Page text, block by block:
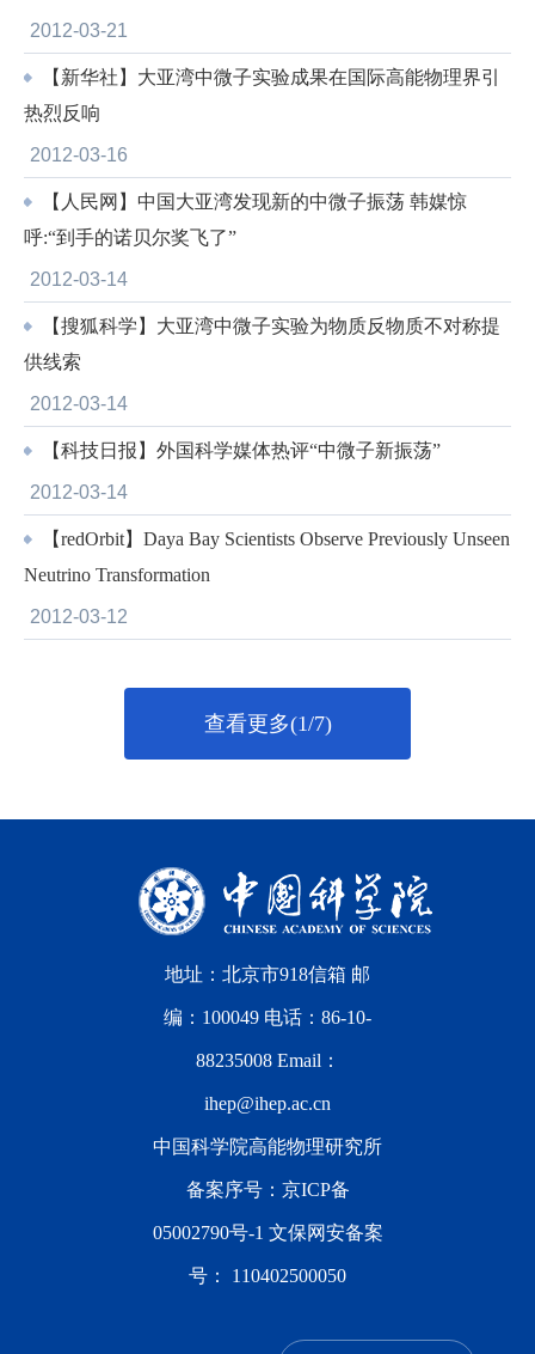
2012-03-21
【新华社】大亚湾中微子实验成果在国际高能物理界引
热烈反响
2012-03-16
【人民网】中国大亚湾发现新的中微子振荡 韩媒惊
呼:“到手的诺贝尔奖飞了”
2012-03-14
【搜狐科学】大亚湾中微子实验为物质反物质不对称提
供线索
2012-03-14
【科技日报】外国科学媒体热评“中微子新振荡”
2012-03-14
【redOrbit】Daya Bay Scientists Observe Previously Unseen
Neutrino Transformation
2012-03-12
查看更多(1/7)
地址：北京市918信箱 邮
编：100049 电话：86-10-
88235008 Email：
ihep@ihep.ac.cn
中国科学院高能物理研究所
备案序号： 京ICP备
05002790号-1 文保网安备案
号： 110402500050